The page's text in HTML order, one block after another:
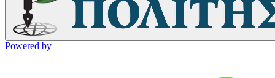
Powered by